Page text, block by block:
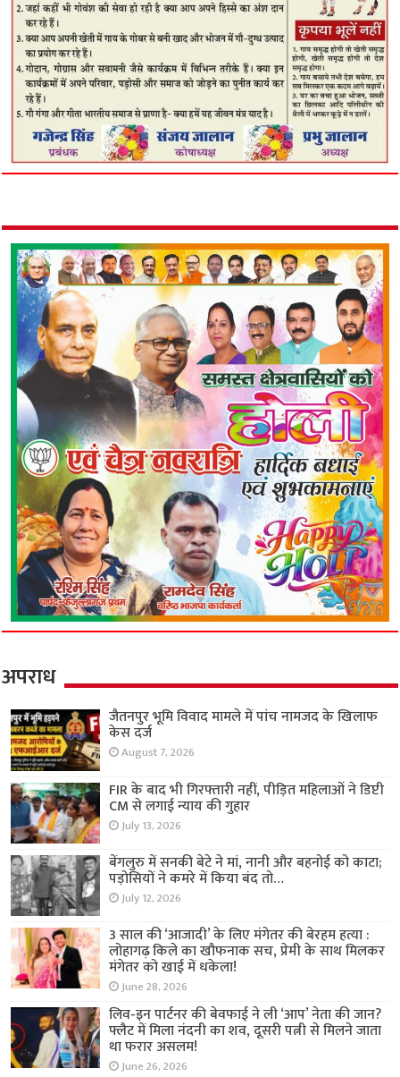
अपराध
जैतनपुर भूमि विवाद मामले में पांच नामजद के खिलाफ
केस दर्ज
August 7, 2026
FIR के बाद भी गिरफ्तारी नहीं, पीड़ित महिलाओं ने डिप्टी
CM से लगाई न्याय की गुहार
July 13, 2026
बेंगलुरु में सनकी बेटे ने मां, नानी और बहनोई को काटा;
पड़ोसियों ने कमरे में किया बंद तो…
July 12, 2026
3 साल की ‘आजादी’ के लिए मंगेतर की बेरहम हत्या :
लोहागढ़ किले का खौफनाक सच, प्रेमी के साथ मिलकर
मंगेतर को खाई में धकेला!
June 28, 2026
लिव-इन पार्टनर की बेवफाई ने ली ‘आप’ नेता की जान?
फ्लैट में मिला नंदनी का शव, दूसरी पत्नी से मिलने जाता
था फरार असलम!
June 26, 2026